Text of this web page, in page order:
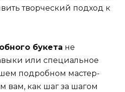
творческий подход к
букета не
или специальное
подробном мастер-
вам, как шаг за шагом